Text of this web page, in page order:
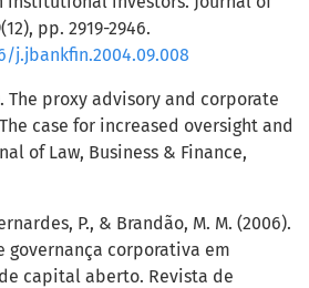
pp. 2919-2946.
j.jbankfin.2004.09.008
The proxy advisory and corporate
case for increased oversight and
of Law, Business & Finance,
P., & Brandão, M. M. (2006).
governança corporativa em
capital aberto. Revista de